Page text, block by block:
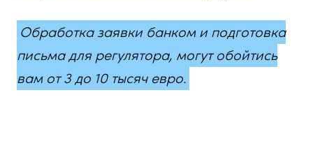
Обработка заявки банком и подготовка
письма для регулятора, могут обойтись
вам от 3 до 10 тысяч евро.